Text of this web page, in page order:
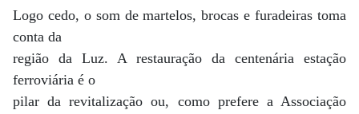
Logo cedo, o som de martelos, brocas e furadeiras toma
conta da
região da Luz. A restauração da centenária estação
ferroviária é o
pilar da revitalização ou, como prefere a Associação